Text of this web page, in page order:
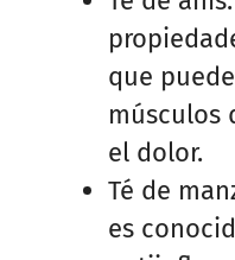
que
músculos
el dolor.
Té de
es